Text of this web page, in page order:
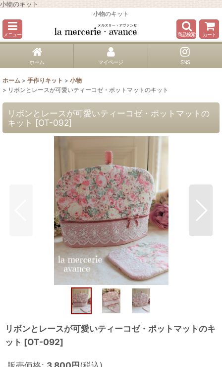
小物のキット
小物のキット
メニュー 商品検索 カート
ホーム マイページ SNS
ホーム > 手作りキット > 小物
> リボンとレースが可愛いティーコゼ・ポットマットのキット
リボンとレースが可愛いティーコゼ・ポットマットの
キット [OT-092]
リボンとレースが可愛いティーコゼ・ポットマットのキ
ット [OT-092]